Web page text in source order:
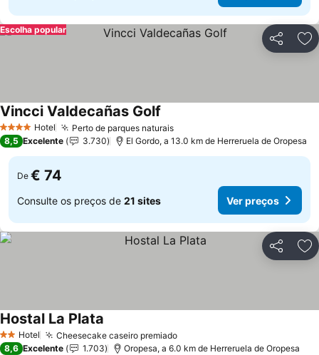
Partilhar
Escolha popular
4 EstrelasHotel Perto de parques naturaisVer preços
Vincci Valdecañas Golf
8,5 Excelente 3.730 El Gordo, a 13.0 km de Herreruela de Oropesa
De € 74
Consulte os preços de 21 sites Ver preços
Partilhar
2 Estrelas
Hotel Cheesecake caseiro premiadoVer preços
Hostal La Plata
8,6 Excelente 1.703 Oropesa, a 6.0 km de Herreruela de Oropesa